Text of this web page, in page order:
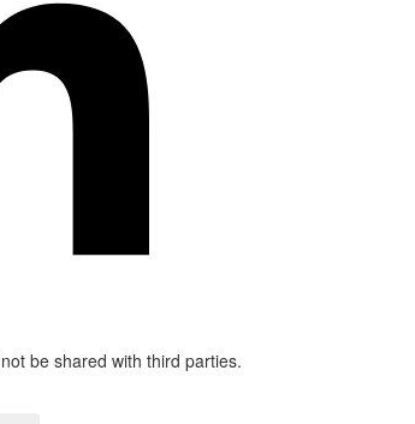
be shared with third parties.